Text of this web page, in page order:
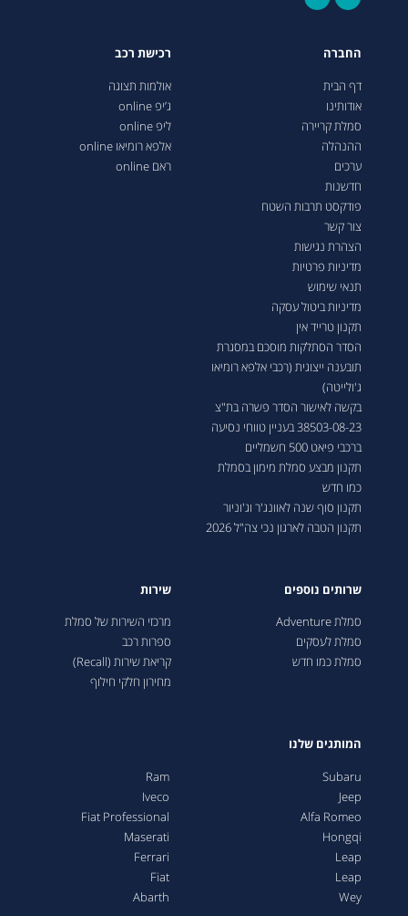
החברה
דף הבית
אודותינו
סמלת קריירה
ההנהלה
ערכים
חדשנות
פודקסט תרבות השטח
צור קשר
הצהרת נגישות
מדיניות פרטיות
תנאי שימוש
מדיניות ביטול עסקה
תקנון טרייד אין
הסדר הסתלקות מוסכם במסגרת
תובענה ייצוגית (רכבי אלפא רומיאו
ג'ולייטה)
בקשה לאישור הסדר פשרה בת"צ
38503-08-23 בעניין טווחי נסיעה
ברכבי פיאט 500 חשמליים
תקנון מבצע סמלת מימון בסמלת
כמו חדש
תקנון סוף שנה לאוונג'ר וג'וניור
תקנון הטבה לארגון נכי צה"ל 2026
רכישת רכב
אולמות תצוגה
ג’יפ online
ליפ online
אלפא רומיאו online
ראם online
שרותים נוספים
סמלת Adventure
סמלת לעסקים
סמלת כמו חדש
שירות
מרכזי השירות של סמלת
ספרות רכב
קריאת שירות (Recall)
מחירון חלקי חילוף
המותגים שלנו
Subaru
Jeep
Alfa Romeo
Hongqi
Leap
Leap
Wey
Ram
Iveco
Fiat Professional
Maserati
Ferrari
Fiat
Abarth